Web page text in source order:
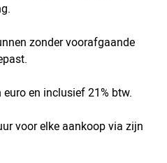
zonder voorafgaande
en inclusief 21% btw.
voor elke aankoop via zijn